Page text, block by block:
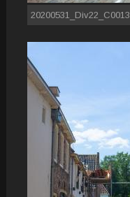
20200531_Div22_C0013